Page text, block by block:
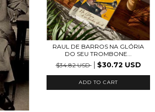
RAUL DE BARROS NA GLÓRIA
DO SEU TROMBONE...
$34.82 USD
$30.72 USD
ADD TO CART